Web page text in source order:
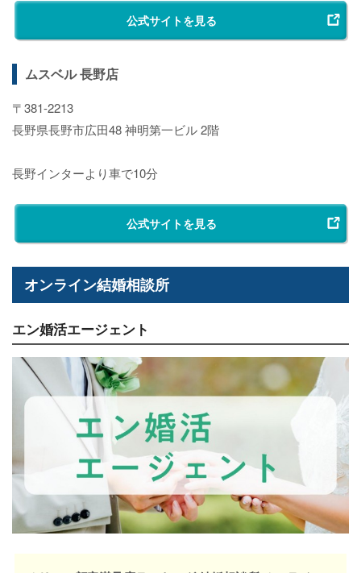
公式サイトを見る
ムスベル 長野店
〒381-2213
長野県長野市広田48 神明第一ビル 2階
長野インターより車で10分
公式サイトを見る
オンライン結婚相談所
エン婚活エージェント